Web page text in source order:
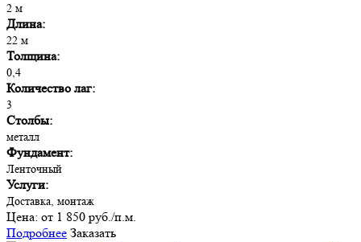
2 м
Длина:
22 м
Толщина:
0,4
Количество лаг:
3
Столбы:
металл
Фундамент:
Ленточный
Услуги:
Доставка, монтаж
Цена: от 1 850 руб./п.м.
Подробнее Заказать